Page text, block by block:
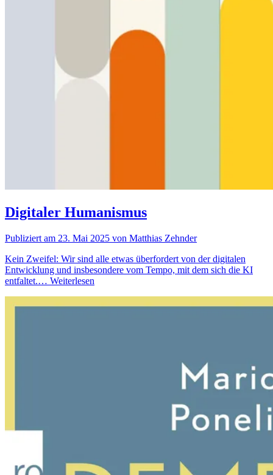
Digitaler Humanismus
Publiziert am 23. Mai 2025 von Matthias Zehnder
Kein Zweifel: Wir sind alle etwas überfordert von der digitalen
Entwicklung und insbesondere vom Tempo, mit dem sich die KI
entfaltet.… Weiterlesen